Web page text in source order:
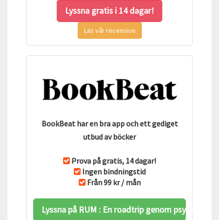
Lyssna gratis i 14 dagar!
Läs vår recension
BookBeat har en bra app och ett gediget
utbud av böcker
Prova på gratis, 14 dagar!
Ingen bindningstid
Från 99 kr / mån
Lyssna på RUM : En roadtrip genom psyket hos